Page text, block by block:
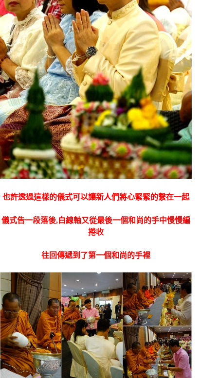
也許透過這樣的儀式可以讓新人們將心緊緊的繫在一起
儀式告一段落後,白線軸又從最後一個和尚的手中慢慢編
捲收
往回傳遞到了第一個和尚的手裡